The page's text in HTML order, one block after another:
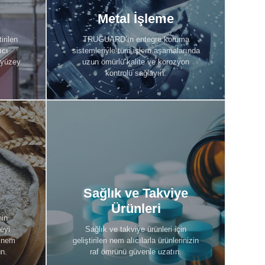
Metal İşleme
TRUGUARD’ın entegre koruma
sistemleriyle tüm işlem aşamalarında
uzun ömürlü kalite ve korozyon
kontrolü sağlayın.
Metal İşleme
Keşfet
Sağlık ve Takviye
Ürünleri
Sağlık ve takviye ürünleri için
geliştirilen nem alıcılarla ürünlerinizin
raf ömrünü güvenle uzatın.
Sağlık ve Takviye Ürünleri
Keşfet